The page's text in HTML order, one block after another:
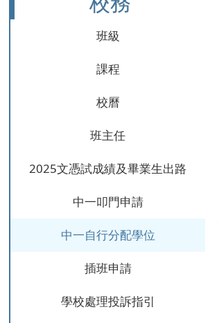
班級
課程
校曆
班主任
2025文憑試成績及畢業生出路
中一叩門申請
中一自行分配學位
插班申請
學校處理投訴指引